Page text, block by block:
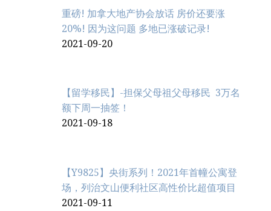
重磅! 加拿大地产协会放话 房价还要涨
20%! 因为这问题 多地已涨破记录!
2021-09-20
【留学移民】-担保父母祖父母移民 3万名
额下周一抽签！
2021-09-18
【Y9825】央街系列！2021年首幢公寓登
场，列治文山便利社区高性价比超值项目
2021-09-11